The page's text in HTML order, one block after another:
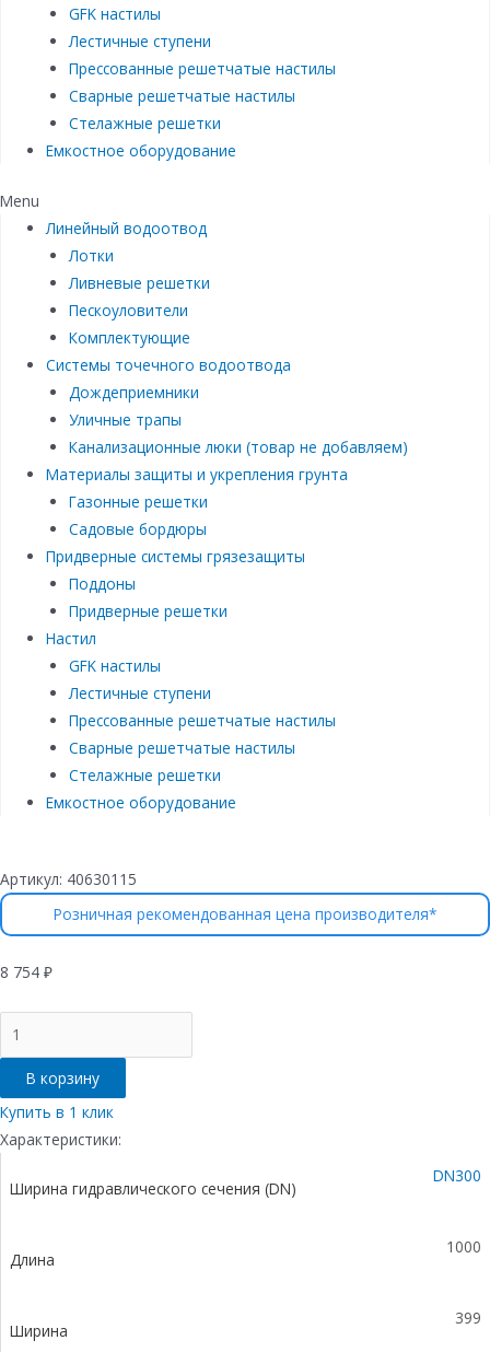
GFK настилы
Лестичные ступени
Прессованные решетчатые настилы
Сварные решетчатые настилы
Стелажные решетки
Емкостное оборудование
Menu
Линейный водоотвод
Лотки
Ливневые решетки
Пескоуловители
Комплектующие
Системы точечного водоотвода
Дождеприемники
Уличные трапы
Канализационные люки (товар не добавляем)
Материалы защиты и укрепления грунта
Газонные решетки
Садовые бордюры
Придверные системы грязезащиты
Поддоны
Придверные решетки
Настил
GFK настилы
Лестичные ступени
Прессованные решетчатые настилы
Сварные решетчатые настилы
Стелажные решетки
Емкостное оборудование
Артикул: 40630115
Розничная рекомендованная цена производителя*
8 754 ₽
товара
Лоток
водоотводный
бетонный
коробчатый
(СО300
КUу
В корзину
Купить в 1 клик
Характеристики:
Ширина гидравлического сечения (DN)
DN300
Длина
1000
Ширина
399